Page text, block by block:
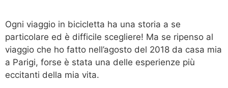
Ogni viaggio in bicicletta ha una storia a se
particolare ed è difficile scegliere! Ma se ripenso al
viaggio che ho fatto nell’agosto del 2018 da casa mia
a Parigi, forse è stata una delle esperienze più
eccitanti della mia vita.